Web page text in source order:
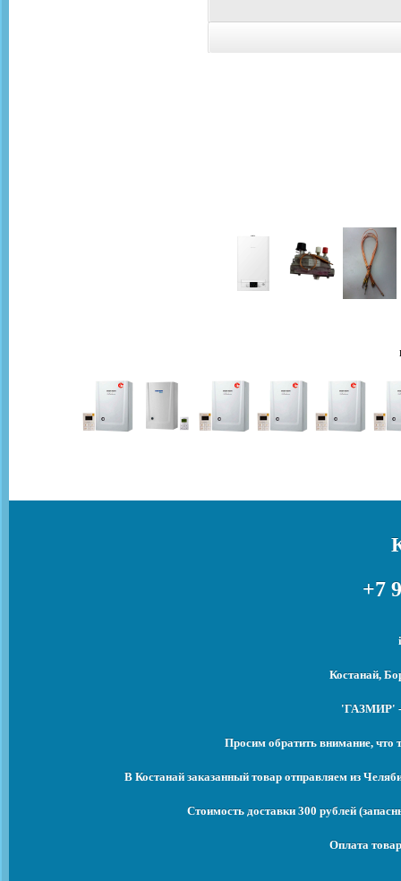
+7
Костанай,
'ГАЗМИР' -
Просим обратить внимание, что
В Костанай заказанный товар отправляем из
Стоимость доставки 300 рублей
Оплата